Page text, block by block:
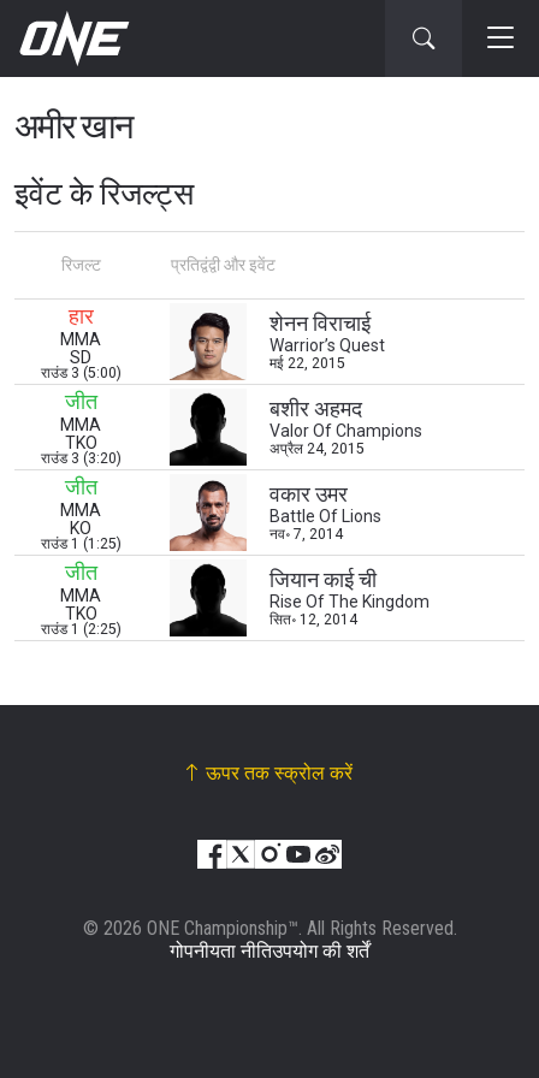
अमीर खान
इवेंट के रिजल्ट्स
रिजल्ट प्रतिद्वंद्वी और इवेंट
हार
MMA
SD
राउंड 3 (5:00)
शेनन विराचाई
Warrior’s Quest
मई 22, 2015
जीत
MMA
TKO
राउंड 3 (3:20)
बशीर अहमद
Valor Of Champions
अप्रैल 24, 2015
जीत
MMA
KO
राउंड 1 (1:25)
वकार उमर
Battle Of Lions
नव॰ 7, 2014
जीत
MMA
TKO
राउंड 1 (2:25)
जियान काई ची
Rise Of The Kingdom
सित॰ 12, 2014
ऊपर तक स्क्रोल करें
© 2026 ONE Championship™. All Rights Reserved.
गोपनीयता नीतिउपयोग की शर्तें
प्रतिद्वंद्वी
हाइलाइट्स देखें
STAY IN THE KNOW
Take ONE Championship wherever you go! Sign up now
to gain access to latest news, unlock special offers
and get first access to the best seats to our live
events.
ईमेल
नाम
सदस्यता लें
these communications at any time.